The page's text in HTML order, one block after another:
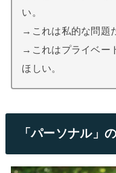
い。
→これは私的な問題
→これはプライベー
ほしい。
「パーソナル」